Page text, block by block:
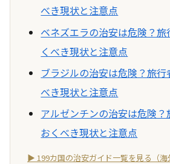
べき現状と注意点
ベネズエラの治安は危険？
くべき現状と注意点
ブラジルの治安は危険？旅行
べき現状と注意点
アルゼンチンの治安は危険？
おくべき現状と注意点
▶ 199カ国の治安ガイド一覧を見る（海